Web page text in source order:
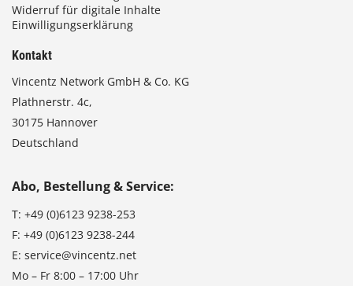
Widerruf für digitale Inhalte
Einwilligungserklärung
Kontakt
Vincentz Network GmbH & Co. KG
Plathnerstr. 4c,
30175 Hannover
Deutschland
Abo, Bestellung & Service:
T: +49 (0)6123 9238-253
F: +49 (0)6123 9238-244
E: service@vincentz.net
Mo – Fr 8:00 – 17:00 Uhr